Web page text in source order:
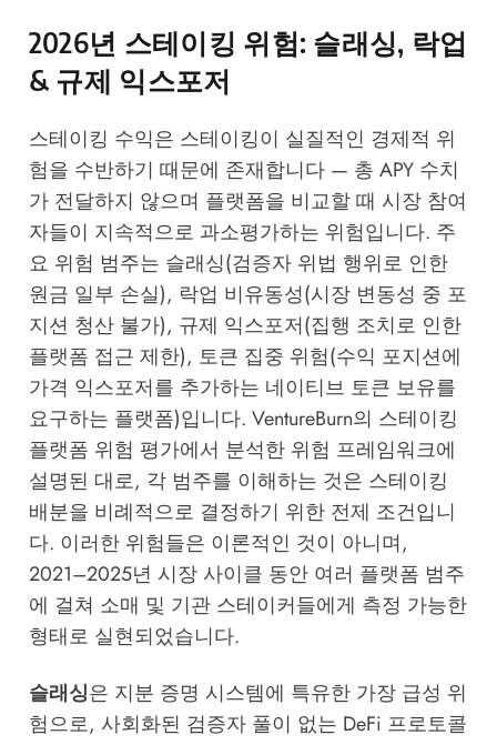
2026년 스테이킹 위험: 슬래싱, 락업
& 규제 익스포저
스테이킹 수익은 스테이킹이 실질적인 경제적 위
험을 수반하기 때문에 존재합니다 — 총 APY 수치
가 전달하지 않으며 플랫폼을 비교할 때 시장 참여
자들이 지속적으로 과소평가하는 위험입니다. 주
요 위험 범주는 슬래싱(검증자 위법 행위로 인한
원금 일부 손실), 락업 비유동성(시장 변동성 중 포
지션 청산 불가), 규제 익스포저(집행 조치로 인한
플랫폼 접근 제한), 토큰 집중 위험(수익 포지션에
가격 익스포저를 추가하는 네이티브 토큰 보유를
요구하는 플랫폼)입니다. VentureBurn의 스테이킹
플랫폼 위험 평가에서 분석한 위험 프레임워크에
설명된 대로, 각 범주를 이해하는 것은 스테이킹
배분을 비례적으로 결정하기 위한 전제 조건입니
다. 이러한 위험들은 이론적인 것이 아니며,
2021–2025년 시장 사이클 동안 여러 플랫폼 범주
에 걸쳐 소매 및 기관 스테이커들에게 측정 가능한
형태로 실현되었습니다.
슬래싱은 지분 증명 시스템에 특유한 가장 급성 위
험으로, 사회화된 검증자 풀이 없는 DeFi 프로토콜